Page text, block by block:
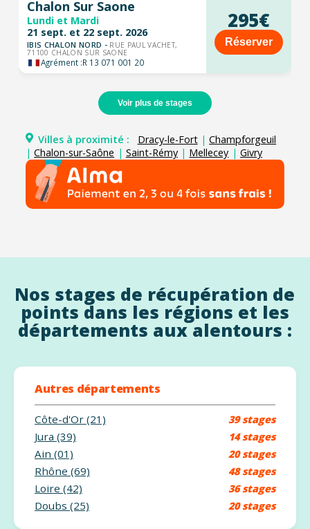
Chalon Sur Saone
Lundi et Mardi
21 sept. et 22 sept. 2026
IBIS CHALON NORD - RUE PAUL VACHET,
71100 CHALON SUR SAONE
Agrément :R 13 071 001 20
295€
Réserver
Voir plus de stages
Villes à proximité : Dracy-le-Fort | Champforgeuil
| Chalon-sur-Saône | Saint-Rémy | Mellecey | Givry
Nos stages de récupération de
points dans les régions et les
départements aux alentours :
Autres départements
Côte-d'Or (21) 39 stages
Jura (39) 14 stages
Ain (01) 20 stages
Rhône (69) 48 stages
Loire (42) 36 stages
Doubs (25) 20 stages